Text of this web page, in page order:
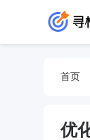
首页
优